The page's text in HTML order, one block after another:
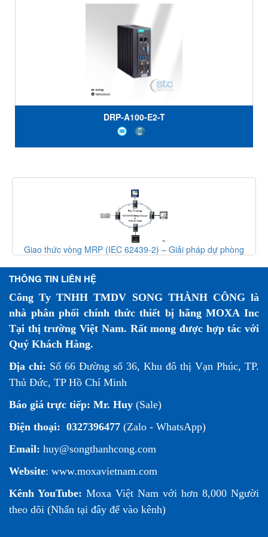
DRP-A100-E2-T
Giao thức vòng MRP (IEC 62439-2) – Giải pháp dự phòng
THÔNG TIN LIÊN HỆ
Công Ty TNHH TMDV SONG THÀNH CÔNG là
nhà phân phối chính thức thiết bị hãng MOXA Inc
Tại thị trường Việt Nam. Rất mong được hợp tác với
Quý Khách Hàng.
Địa chỉ: Số 66 Đường số 36, Khu đô thị Vạn Phúc, TP.
Thủ Đức, TP Hồ Chí Minh
Báo giá trực tiếp: Mr. Huy (Sale)
Điện thoại: 0327396477 (Zalo - WhatsApp)
Email: huy@songthanhcong.com
Website: www.moxavietnam.com
Kênh YouTube: Moxa Việt Nam với hơn 8,000 Người
theo dõi (Nhấn tại đây để vào kênh)